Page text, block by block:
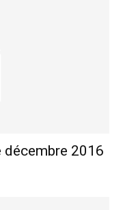
décembre 2016